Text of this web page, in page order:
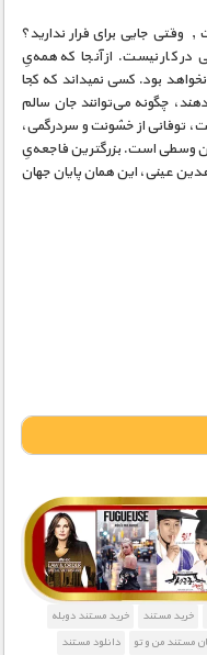
, وقتی جایی برای فرار ندارید؟
در کار نیست. از آنجا که همه‌یِ
نخواهد بود. کسی نمیداند که کجا
چگونه می‌توانند جان سالم
توفانی از خشونت و سردرگمی،
وسطی است. بزرگترین فاجعه‌یِ
عینی، این همان پایان جهان
خرید مستند
خرید مستند دوبله
مستند من و تو
دانلود مستند